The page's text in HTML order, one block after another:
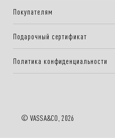
Покупателям
Подарочный сертификат
Политика конфиденциальности
© VASSA&CO, 2026